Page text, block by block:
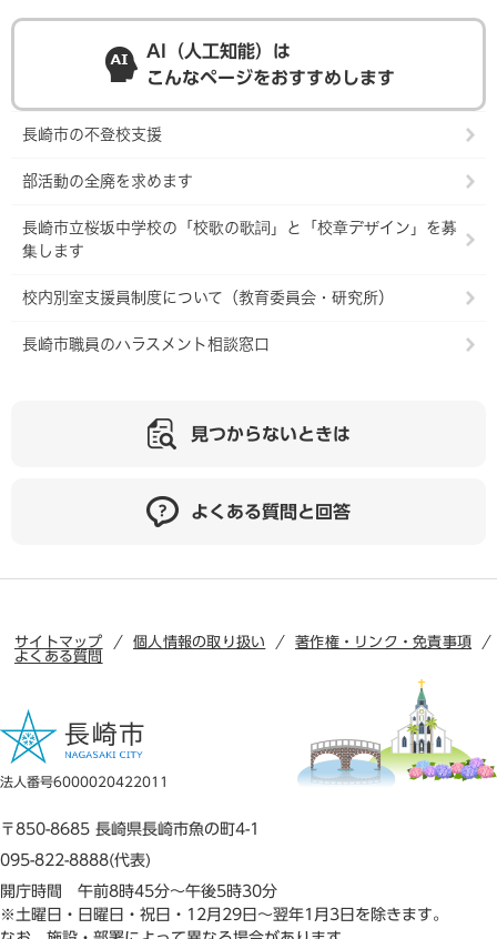
AI（人工知能）は
こんなページをおすすめします
長崎市の不登校支援
部活動の全廃を求めます
長崎市立桜坂中学校の「校歌の歌詞」と「校章デザイン」を募
集します
校内別室支援員制度について（教育委員会・研究所）
長崎市職員のハラスメント相談窓口
見つからないときは
よくある質問と回答
サイトマップ 個人情報の取り扱い
著作権・リンク・免責事項
よくある質問
法人番号6000020422011
〒850-8685 長崎県長崎市魚の町4-1
095-822-8888(代表)
開庁時間 午前8時45分～午後5時30分
※土曜日・日曜日・祝日・12月29日～翌年1月3日を除きます。